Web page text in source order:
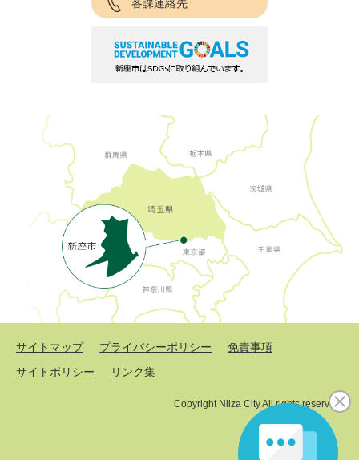
各課連絡先
サイトマップ プライバシーポリシー
免責事項
サイトポリシー
リンク集
Copyright Niiza City All rights reserved.